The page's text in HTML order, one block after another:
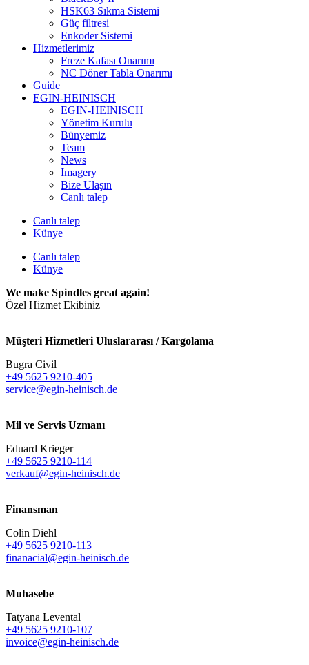
HSK63 Sıkma Sistemi
Güç filtresi
Enkoder Sistemi
Hizmetlerimiz
Freze Kafası Onarımı
NC Döner Tabla Onarımı
Guide
EGIN-HEINISCH
EGIN-HEINISCH
Yönetim Kurulu
Bünyemiz
Team
News
Imagery
Bize Ulaşın
Canlı talep
Canlı talep
Künye
Canlı talep
Künye
We make Spindles great again!
Özel Hizmet Ekibiniz
Müşteri Hizmetleri Uluslararası / Kargolama
Bugra Civil
+49 5625 9210-405
service@egin-heinisch.de
Mil ve Servis Uzmanı
Eduard Krieger
+49 5625 9210-114
verkauf@egin-heinisch.de
Finansman
Colin Diehl
+49 5625 9210-113
finanacial@egin-heinisch.de
Muhasebe
Tatyana Levental
+49 5625 9210-107
invoice@egin-heinisch.de